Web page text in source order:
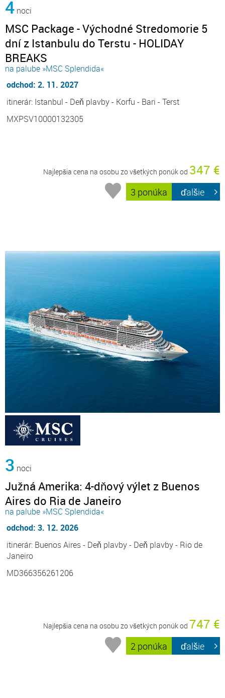
4 noci
MSC Package - Východné Stredomorie 5
dní z Istanbulu do Terstu - HOLIDAY
BREAKS
na palube »MSC Splendida«
odchod: 2. 11. 2027
itinerár: Istanbul - Deň plavby - Korfu - Bari - Terst
MXPSV10000132305
Najlepšia cena na osobu zo všetkých ponúk od 347 €
3 ponúka ďalšie
3 noci
Južná Amerika: 4-dňový výlet z Buenos
Aires do Ria de Janeiro
na palube »MSC Splendida«
odchod: 3. 12. 2026
itinerár: Buenos Aires - Deň plavby - Deň plavby - Rio de
Janeiro
MD366356261206
Najlepšia cena na osobu zo všetkých ponúk od 747 €
2 ponúka ďalšie